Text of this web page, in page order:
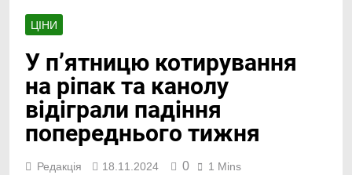
ЦІНИ
У п’ятницю котирування
на ріпак та канолу
відіграли падіння
попереднього тижня
Редакція 18.11.2024 0 1 Mins